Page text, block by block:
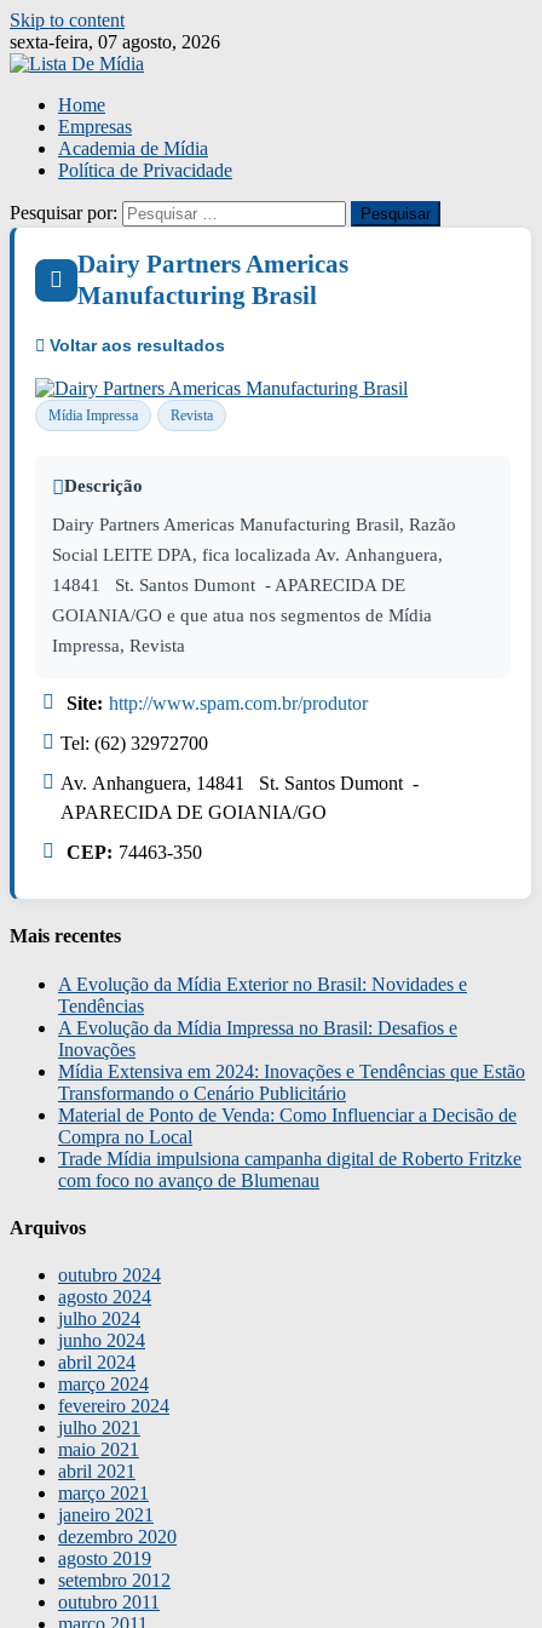
Skip to content
sexta-feira, 07 agosto, 2026
Home
Empresas
Academia de Mídia
Política de Privacidade
Pesquisar por:
Dairy Partners Americas
Manufacturing Brasil
Mídia Impressa Revista
Descrição
Dairy Partners Americas Manufacturing Brasil, Razão
Social LEITE DPA, fica localizada Av. Anhanguera,
14841 St. Santos Dumont - APARECIDA DE
GOIANIA/GO e que atua nos segmentos de Mídia
Impressa, Revista
Site: http://www.spam.com.br/produtor
Tel: (62) 32972700
Av. Anhanguera, 14841 St. Santos Dumont -
APARECIDA DE GOIANIA/GO
CEP: 74463-350
Mais recentes
A Evolução da Mídia Exterior no Brasil: Novidades e
Tendências
A Evolução da Mídia Impressa no Brasil: Desafios e
Inovações
Mídia Extensiva em 2024: Inovações e Tendências que Estão
Transformando o Cenário Publicitário
Material de Ponto de Venda: Como Influenciar a Decisão de
Compra no Local
Trade Mídia impulsiona campanha digital de Roberto Fritzke
com foco no avanço de Blumenau
Arquivos
outubro 2024
agosto 2024
julho 2024
junho 2024
abril 2024
março 2024
fevereiro 2024
julho 2021
maio 2021
abril 2021
março 2021
janeiro 2021
dezembro 2020
agosto 2019
setembro 2012
outubro 2011
março 2011